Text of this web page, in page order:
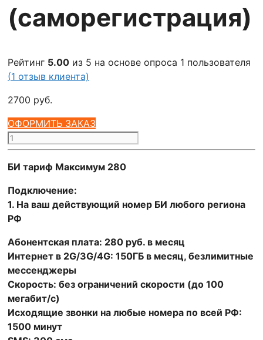
(саморегистрация)
Рейтинг 5.00 из 5 на основе опроса 1 пользователя
(1 отзыв клиента)
2700 руб.
ОФОРМИТЬ ЗАКАЗ
Количество
товара
БИ
Максимум
280
(саморегистрация)
БИ тариф Максимум 280
Подключение:
1. На ваш действующий номер БИ любого региона
РФ
Абонентская плата: 280 руб. в месяц
Интернет в 2G/3G/4G: 150ГБ в месяц, безлимитные
мессенджеры
Скорость: без ограничений скорости (до 100
мегабит/с)
Исходящие звонки на любые номера по всей РФ:
1500 минут